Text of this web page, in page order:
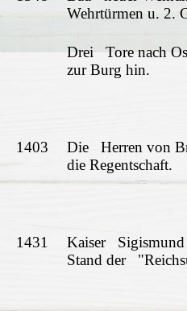
Wehrtürmen u. 2.
Drei Tore nach
zur Burg hin.
1403
Die Herren von
die Regentschaft.
1431
Kaiser Sigismund
Stand der